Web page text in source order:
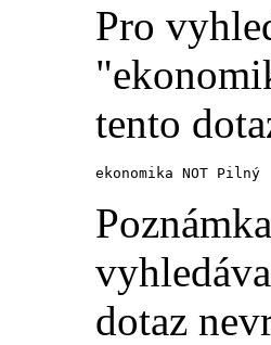
Pro
tento
ekonomika NOT Pilný
dotaz